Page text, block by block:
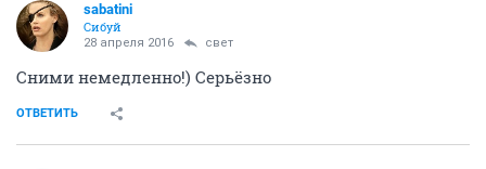
sabatini
Сибуй
28 апреля 2016 свет
Сними немедленно!) Серьёзно
ОТВЕТИТЬ